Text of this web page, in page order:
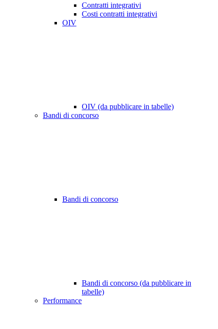
Contratti integrativi
Costi contratti integrativi
OIV
OIV (da pubblicare in tabelle)
Bandi di concorso
Bandi di concorso
Bandi di concorso (da pubblicare in
tabelle)
Performance